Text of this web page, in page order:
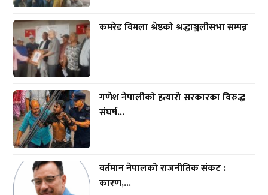
कमरेड विमला श्रेष्ठको श्रद्धाञ्जलीसभा सम्पन्न
गणेश नेपालीको हत्यारो सरकारका विरुद्ध
संघर्ष...
वर्तमान नेपालको राजनीतिक संकट :
कारण,...